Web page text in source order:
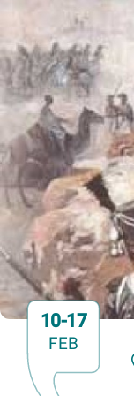
10-17
FEB